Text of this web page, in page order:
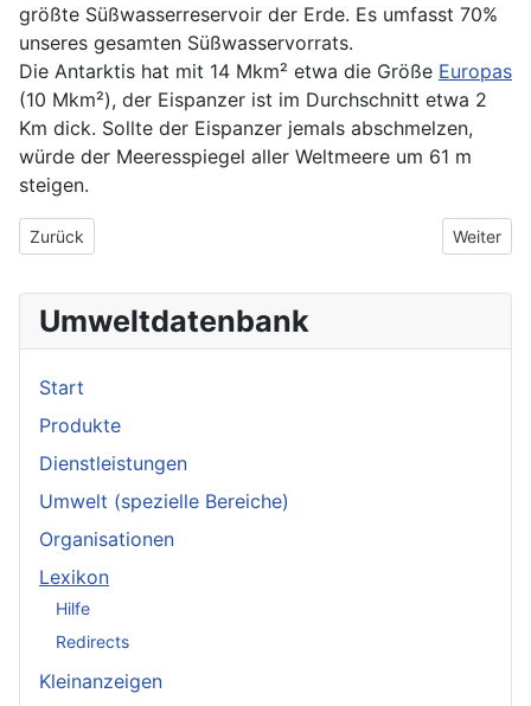
größte Süßwasserreservoir der Erde. Es umfasst 70%
unseres gesamten Süßwasservorrats.
Die Antarktis hat mit 14 Mkm² etwa die Größe Europas
(10 Mkm²), der Eispanzer ist im Durchschnitt etwa 2
Km dick. Sollte der Eispanzer jemals abschmelzen,
würde der Meeresspiegel aller Weltmeere um 61 m
steigen.
Vorheriger Beitrag: Anspruch
Zurück Nächster
Weiter
Umweltdatenbank
Start
Produkte
Dienstleistungen
Umwelt (spezielle Bereiche)
Organisationen
Lexikon
Hilfe
Redirects
Kleinanzeigen